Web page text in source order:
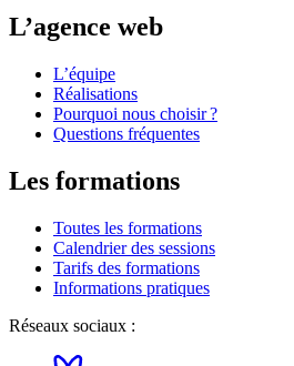
L’agence web
L’équipe
Réalisations
Pourquoi nous choisir ?
Questions fréquentes
Les formations
Toutes les formations
Calendrier des sessions
Tarifs des formations
Informations pratiques
Réseaux sociaux :